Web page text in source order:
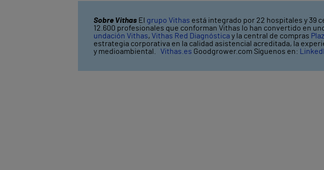
Sobre Vithas El grupo Vithas está integrado por 22 hospitales y 39
12.600 profesionales que conforman Vithas lo han convertido en
undación Vithas, Vithas Red Diagnóstica y la central de compras
estrategia corporativa en la calidad asistencial acreditada, la
y medioambiental. Vithas.es Goodgrower.com Síguenos en: